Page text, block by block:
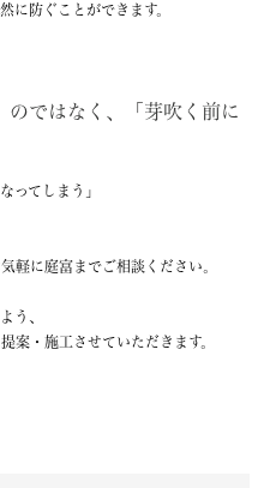
に防ぐことができます。
のではなく、「芽吹く前に
ってしまう」
軽に庭富までご相談ください。
う、
案・施工させていただきます。